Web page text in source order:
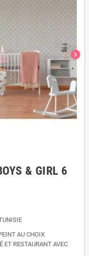
chevron_right
& GIRL 6
AU CHOIX
ET RESTAURANT AVEC